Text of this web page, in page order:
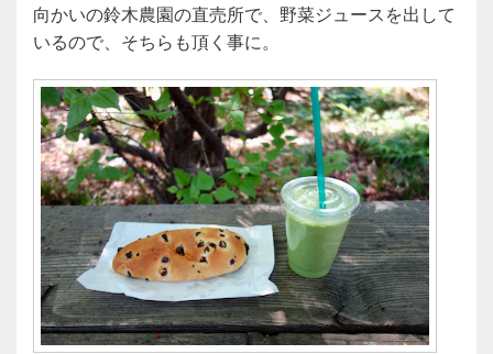
向かいの鈴木農園の直売所で、野菜ジュースを出して
いるので、そちらも頂く事に。